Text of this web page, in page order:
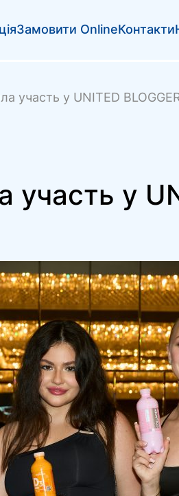
Замовити OnlineКонтакти
участь у UNITED
у